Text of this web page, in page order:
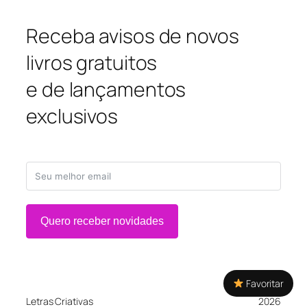
Receba avisos de novos
livros gratuitos
e de lançamentos
exclusivos
Quero receber novidades
Letras Criativas 2026
Favoritar